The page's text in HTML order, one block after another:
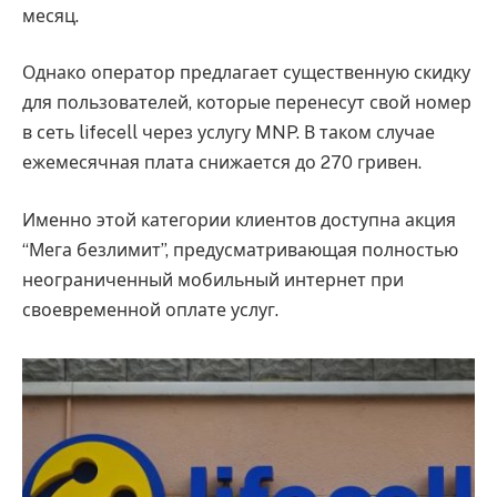
месяц.
Однако оператор предлагает существенную скидку
для пользователей, которые перенесут свой номер
в сеть lifecell через услугу MNP. В таком случае
ежемесячная плата снижается до 270 гривен.
Именно этой категории клиентов доступна акция
“Мега безлимит”, предусматривающая полностью
неограниченный мобильный интернет при
своевременной оплате услуг.